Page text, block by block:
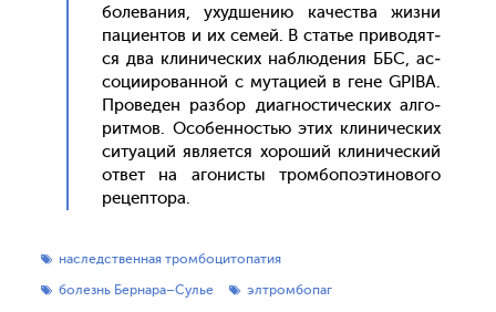
боле­вания, ухуд­ше­нию ка­чес­тва жиз­ни
па­ци­ен­тов и их се­мей. В статье при­водят­
ся два кли­ничес­ких наб­лю­дения ББС, ас­
со­ци­иро­ван­ной с му­таци­ей в ге­не GPIBA.
Про­веден раз­бор ди­аг­ности­чес­ких ал­го­
рит­мов. Осо­бен­ностью этих кли­ничес­ких
си­ту­аций яв­ля­ет­ся хо­роший кли­ничес­кий
от­вет на аго­нис­ты тром­бо­по­эти­ново­го
ре­цеп­то­ра.
наследственная тромбоцитопатия
болезнь Бернара–Сулье
элтромбопаг